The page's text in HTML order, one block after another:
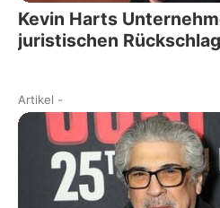
Kevin Harts
juristischen Rückschlag
Artikel -